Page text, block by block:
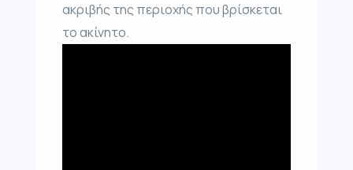
ακριβής της περιοχής που βρίσκεται
το ακίνητο.